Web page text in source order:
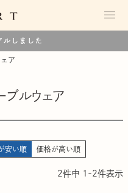
ルしました
ア
ブルウェア
安い順 価格が高い順
2件中 1 -2件表示